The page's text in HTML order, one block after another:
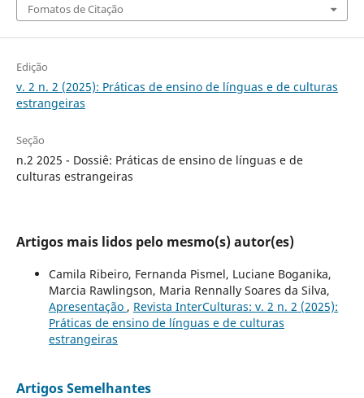
Fomatos de Citação
Edição
v. 2 n. 2 (2025): Práticas de ensino de línguas e de culturas
estrangeiras
Seção
n.2 2025 - Dossiê: Práticas de ensino de línguas e de
culturas estrangeiras
Artigos mais lidos pelo mesmo(s) autor(es)
Camila Ribeiro, Fernanda Pismel, Luciane Boganika,
Marcia Rawlingson, Maria Rennally Soares da Silva,
Apresentação , Revista InterCulturas: v. 2 n. 2 (2025):
Práticas de ensino de línguas e de culturas
estrangeiras
Artigos Semelhantes